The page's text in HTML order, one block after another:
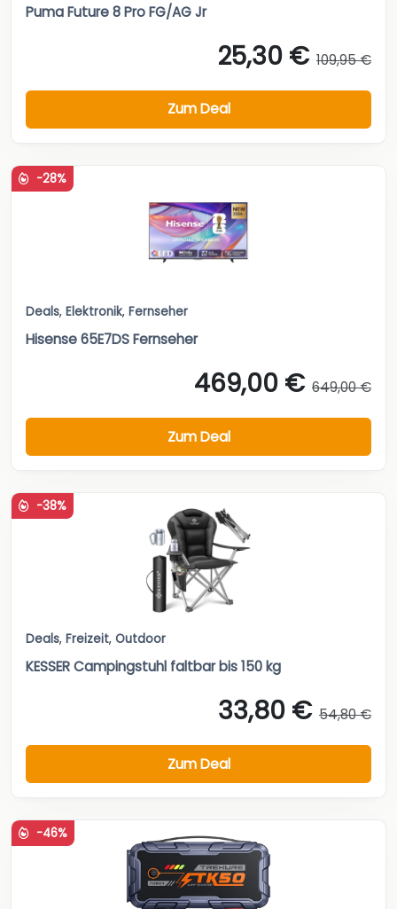
Puma Future 8 Pro FG/AG Jr
25,30 € 109,95 €
Zum Deal
-28%
Deals, Elektronik, Fernseher
Hisense 65E7DS Fernseher
469,00 € 649,00 €
Zum Deal
-38%
Deals, Freizeit, Outdoor
KESSER Campingstuhl faltbar bis 150 kg
33,80 € 54,80 €
Zum Deal
-46%